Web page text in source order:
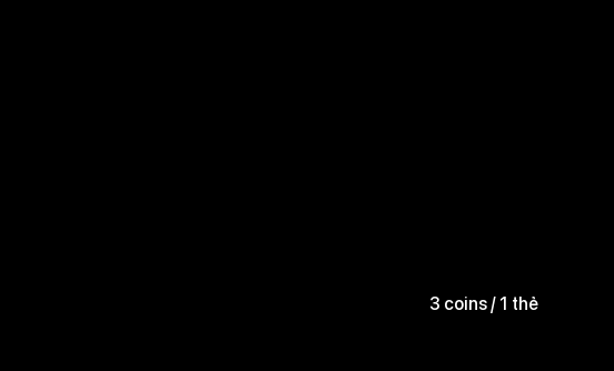
3 coins / 1 thẻ